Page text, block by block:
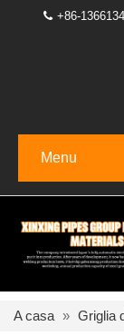
+86-
Menu
A casa » Griglia